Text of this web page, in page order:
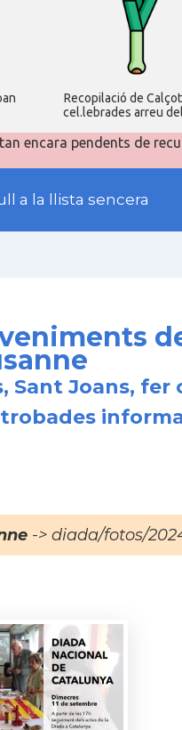
Recopilació de
cel.lebrades arreu
encara pendents de
a la llista sencera
Sant Joans, fer
-> diada/fotos/